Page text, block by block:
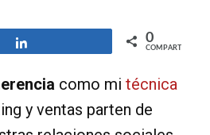
0
COMPARTIR
como mi técnica
y ventas parten de